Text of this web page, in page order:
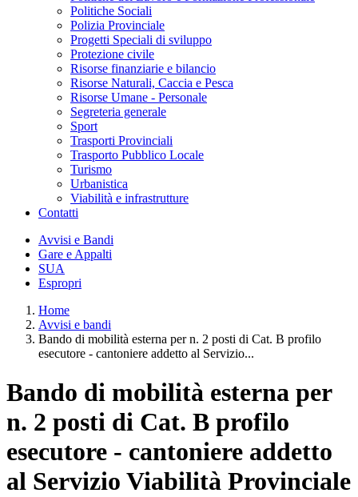
Politiche Sociali
Polizia Provinciale
Progetti Speciali di sviluppo
Protezione civile
Risorse finanziarie e bilancio
Risorse Naturali, Caccia e Pesca
Risorse Umane - Personale
Segreteria generale
Sport
Trasporti Provinciali
Trasporto Pubblico Locale
Turismo
Urbanistica
Viabilità e infrastrutture
Contatti
Avvisi e Bandi
Gare e Appalti
SUA
Espropri
Home
Avvisi e bandi
Bando di mobilità esterna per n. 2 posti di Cat. B profilo
esecutore - cantoniere addetto al Servizio...
Bando di mobilità esterna per
n. 2 posti di Cat. B profilo
esecutore - cantoniere addetto
al Servizio Viabilità Provinciale